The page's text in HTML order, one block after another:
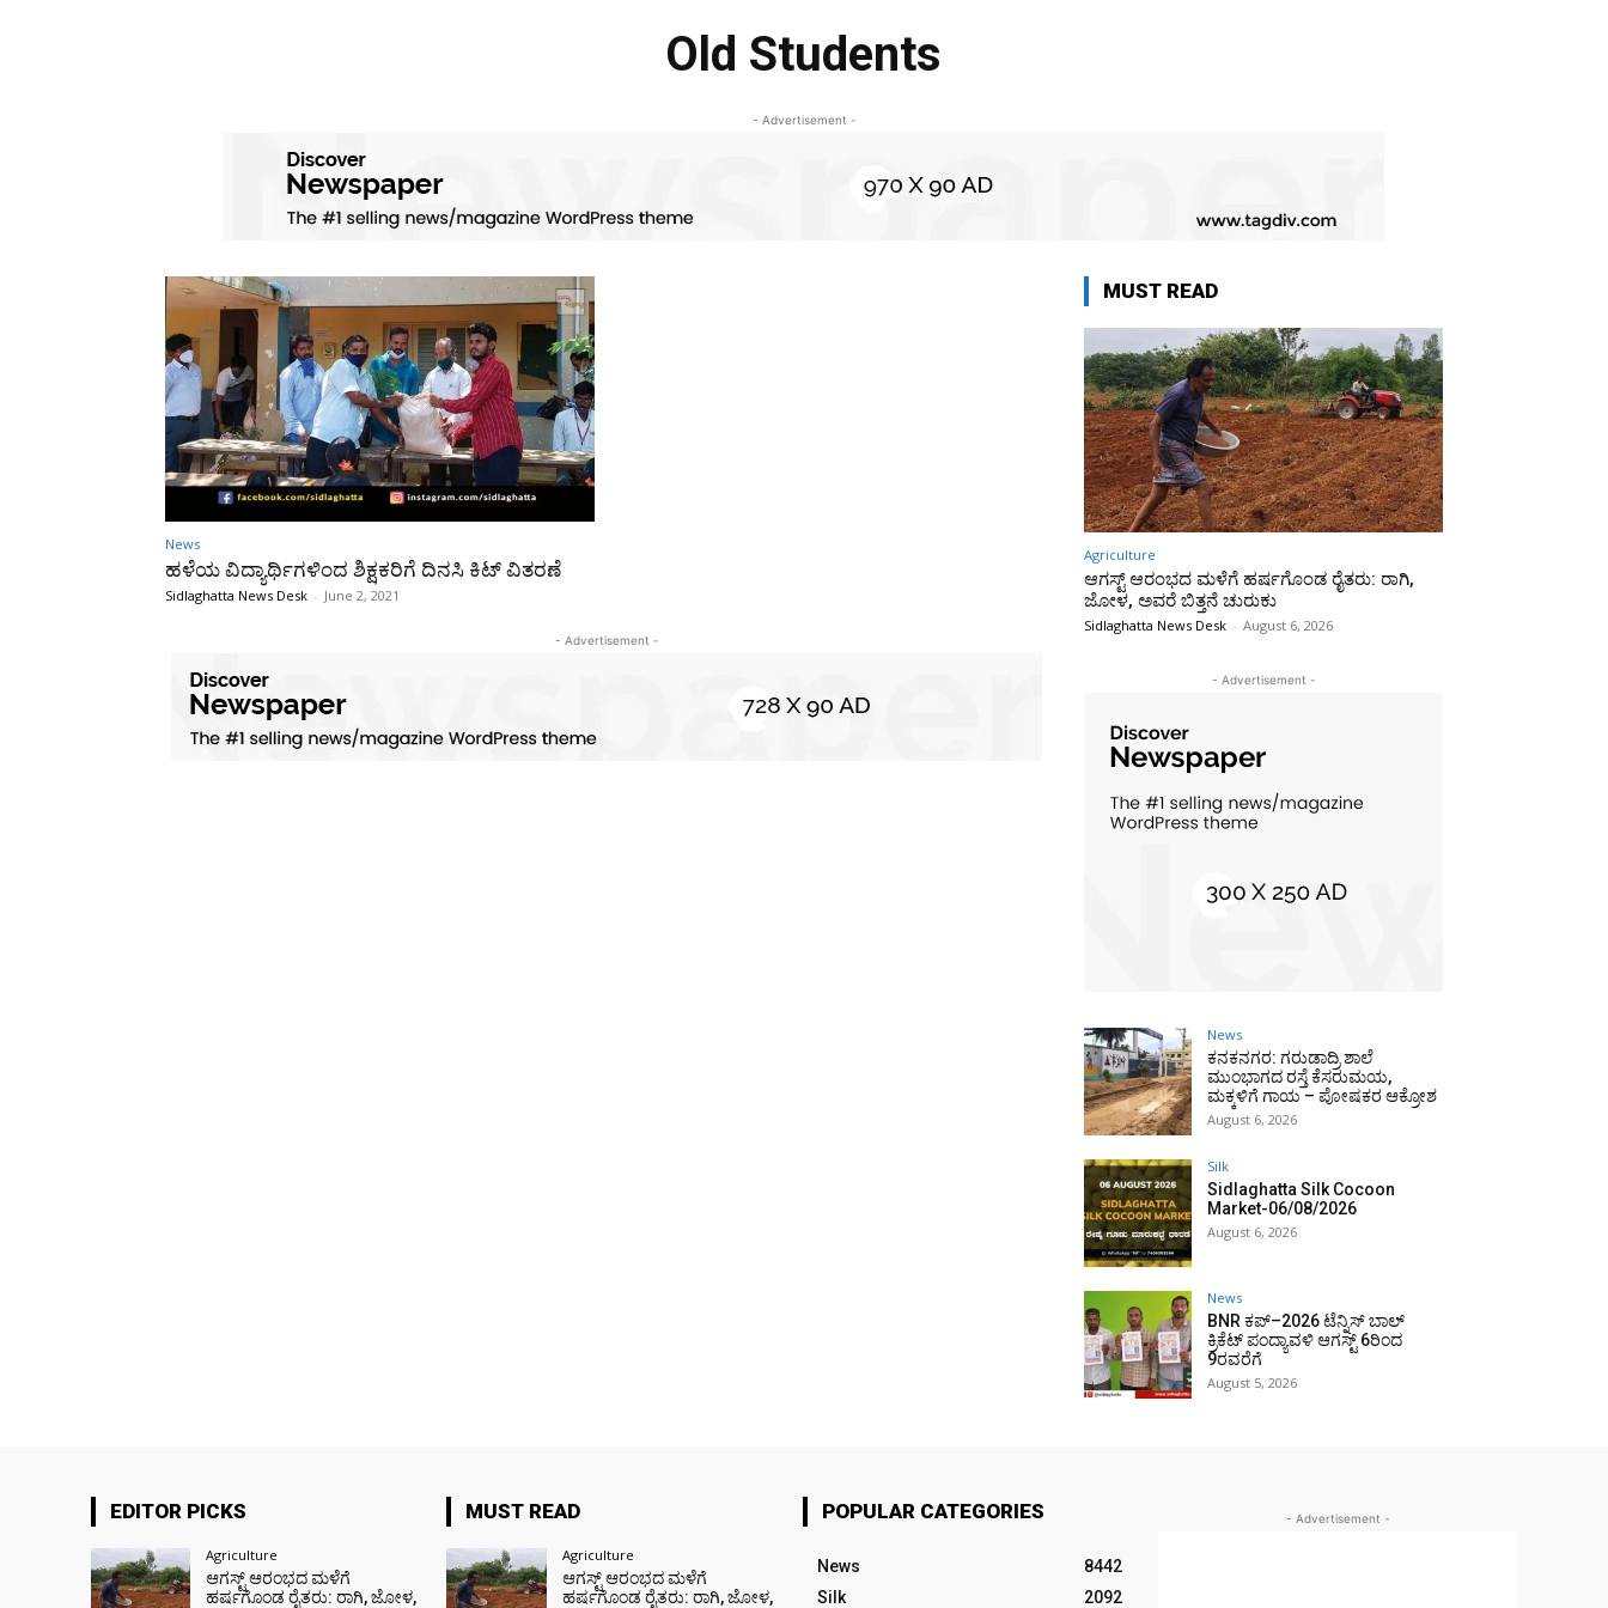
Old Students
- Advertisement -
News
ಹಳೆಯ ವಿದ್ಯಾರ್ಥಿಗಳಿಂದ ಶಿಕ್ಷಕರಿಗೆ ದಿನಸಿ ಕಿಟ್ ವಿತರಣೆ
Sidlaghatta News Desk - June 2, 2021
- Advertisement -
MUST READ
Agriculture
ಆಗಸ್ಟ್ ಆರಂಭದ ಮಳೆಗೆ ಹರ್ಷಗೊಂಡ ರೈತರು: ರಾಗಿ,
ಜೋಳ, ಅವರೆ ಬಿತ್ತನೆ ಚುರುಕು
Sidlaghatta News Desk - August 6, 2026
- Advertisement -
News
ಕನಕನಗರ: ಗರುಡಾದ್ರಿ ಶಾಲೆ
ಮುಂಭಾಗದ ರಸ್ತೆ ಕೆಸರುಮಯ,
ಮಕ್ಕಳಿಗೆ ಗಾಯ – ಪೋಷಕರ ಆಕ್ರೋಶ
August 6, 2026
Silk
Sidlaghatta Silk Cocoon
Market-06/08/2026
August 6, 2026
News
BNR ಕಪ್–2026 ಟೆನ್ನಿಸ್ ಬಾಲ್
ಕ್ರಿಕೆಟ್ ಪಂದ್ಯಾವಳಿ ಆಗಸ್ಟ್ 6ರಿಂದ
9ರವರೆಗೆ
August 5, 2026
EDITOR PICKS
Agriculture
ಆಗಸ್ಟ್ ಆರಂಭದ ಮಳೆಗೆ
ಹರ್ಷಗೊಂಡ ರೈತರು: ರಾಗಿ, ಜೋಳ,
MUST READ
Agriculture
ಆಗಸ್ಟ್ ಆರಂಭದ ಮಳೆಗೆ
ಹರ್ಷಗೊಂಡ ರೈತರು: ರಾಗಿ, ಜೋಳ,
POPULAR CATEGORIES
News
8442
Silk
2092
- Advertisement -